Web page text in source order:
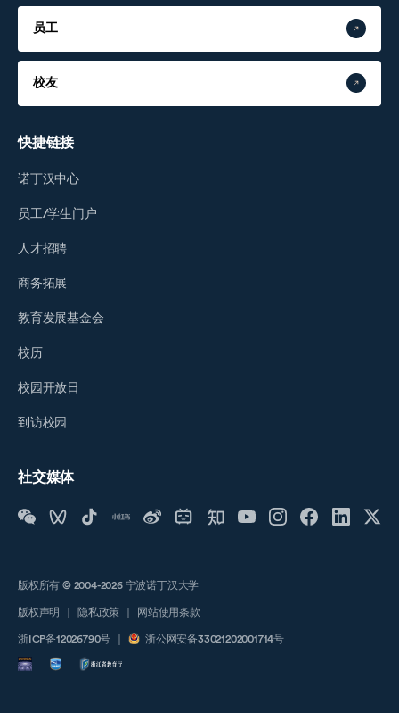
员工
校友
快捷链接
诺丁汉中心
员工/学生门户
人才招聘
商务拓展
教育发展基金会
校历
校园开放日
到访校园
社交媒体
版权所有 © 2004-2026 宁波诺丁汉大学
版权声明 隐私政策 网站使用条款
浙ICP备12026790号 浙公网安备33021202001714号